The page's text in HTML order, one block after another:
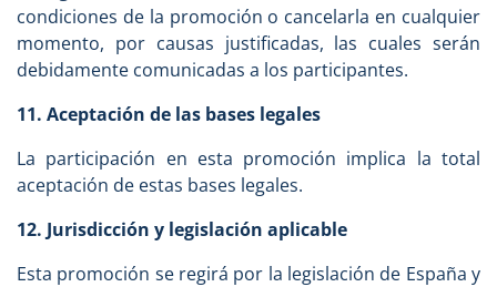
condiciones de la promoción o cancelarla en cualquier
momento, por causas justificadas, las cuales serán
debidamente comunicadas a los participantes.
11. Aceptación de las bases legales
La participación en esta promoción implica la total
aceptación de estas bases legales.
12. Jurisdicción y legislación aplicable
Esta promoción se regirá por la legislación de España y